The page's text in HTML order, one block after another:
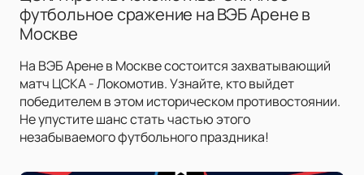
футбольное сражение на ВЭБ Арене в
Москве
На ВЭБ Арене в Москве состоится захватывающий
матч ЦСКА - Локомотив. Узнайте, кто выйдет
победителем в этом историческом противостоянии.
Не упустите шанс стать частью этого
незабываемого футбольного праздника!